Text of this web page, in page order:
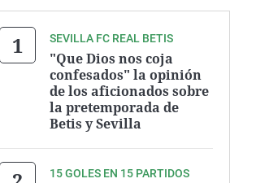
SEVILLA FC REAL BETIS
"Que Dios nos coja
confesados" la opinión
de los aficionados sobre
la pretemporada de
Betis y Sevilla
15 GOLES EN 15 PARTIDOS